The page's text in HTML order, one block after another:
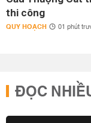
thi công
QUY HOẠCH 01 phút
ĐỌC